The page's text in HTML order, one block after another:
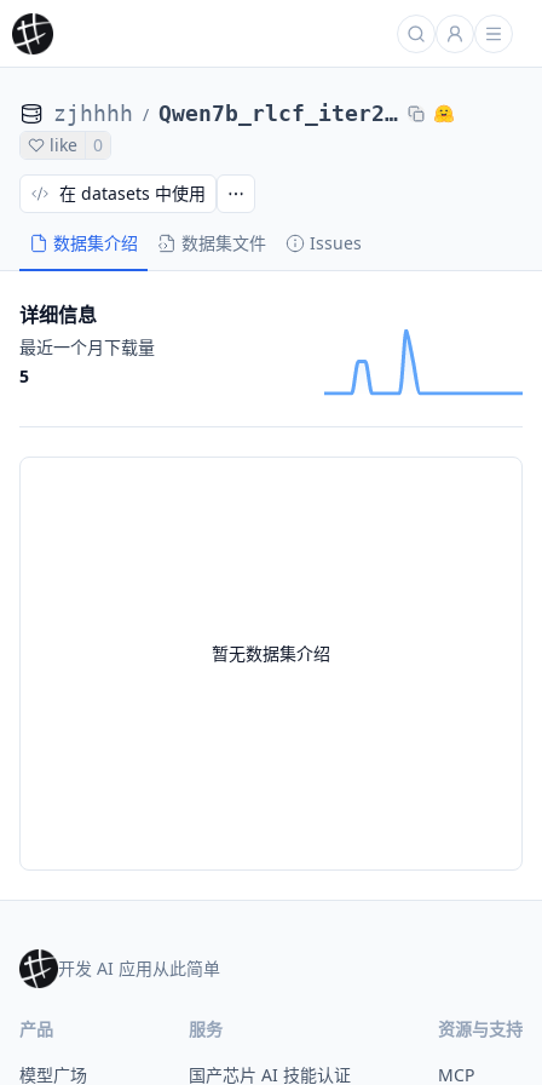
zjhhhh / Qwen7b_rlcf_iter2_8000
like 0
数据集介绍 数据集文件 Issues
在 datasets 中使用
暂无数据集介绍
详细信息
最近一个月下载量
5
开发 AI 应用从此简单
产品
模型广场
服务
国产芯片 AI 技能认证
资源与支持
MCP